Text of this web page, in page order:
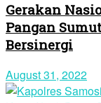
Gerakan
Pangan
Bersinergi
August 31, 2022